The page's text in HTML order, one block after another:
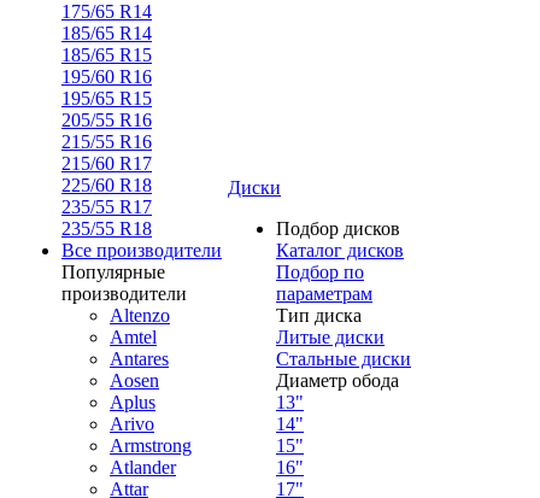
175/65 R14
185/65 R14
185/65 R15
195/60 R16
195/65 R15
205/55 R16
215/55 R16
215/60 R17
225/60 R18
235/55 R17
235/55 R18
Все производители
Популярные
производители
Altenzo
Amtel
Antares
Aosen
Aplus
Arivo
Armstrong
Atlander
Attar
Диски
Подбор дисков
Каталог дисков
Подбор по
параметрам
Тип диска
Литые диски
Стальные диски
Диаметр обода
13"
14"
15"
16"
17"